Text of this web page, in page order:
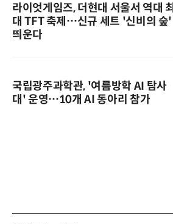
라이엇게임즈, 더현대 서울서 역대 최
대 TFT 축제…신규 세트 '신비의 숲'
띄운다
국립광주과학관, '여름방학 AI 탐사
대' 운영…10개 AI 동아리 참가